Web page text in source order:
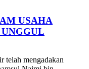
USAHA
mengadakan